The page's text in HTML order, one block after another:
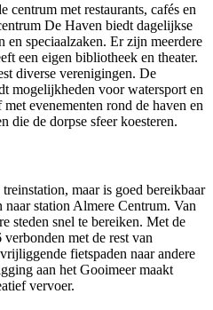
centrum met restaurants, cafés en
De Haven biedt dagelijkse
en speciaalzaken. Er zijn meerdere
een eigen bibliotheek en theater.
diverse verenigingen. De
mogelijkheden voor watersport en
evenementen rond de haven en
die de dorpse sfeer koesteren.
maar is goed bereikbaar
station Almere Centrum. Van
steden snel te bereiken. Met de
met de rest van
fietspaden naar andere
aan het Gooimeer maakt
vervoer.